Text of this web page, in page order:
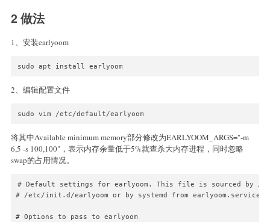
2 做法
1、安装earlyoom
sudo apt install earlyoom
2、编辑配置文件
sudo vim /etc/default/earlyoom
将其中Available minimum memory部分修改为EARLYOOM_ARGS="-m
6,5 -s 100,100"，表示内存余量低于5%就查杀大内存进程，同时忽略
swap的占用情况。
# Default settings for earlyoom. This file is sourced by /
# /etc/init.d/earlyoom or by systemd from earlyoom.service.
# Options to pass to earlyoom